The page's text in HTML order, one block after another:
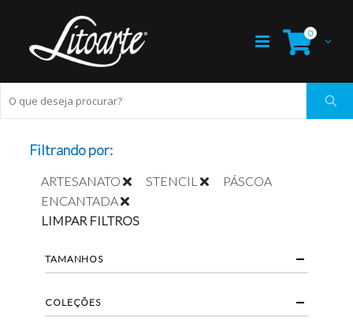
0
Filtrando por:
ARTESANATO STENCIL
PÁSCOA
ENCANTADA
LIMPAR FILTROS
TAMANHOS
COLEÇÕES